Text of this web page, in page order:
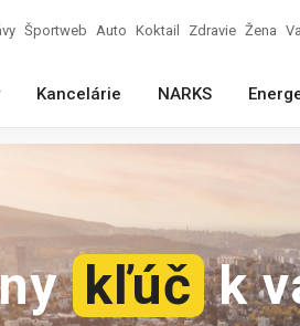
Športweb Auto Koktail Zdravie Žena
Kancelárie NARKS
kľúč k